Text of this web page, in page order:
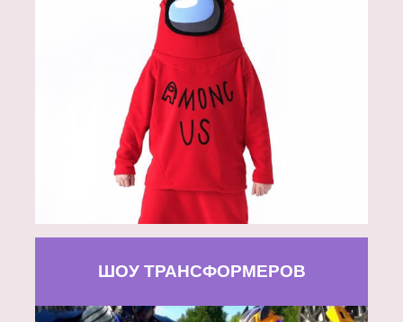
ШОУ ТРАНСФОРМЕРОВ